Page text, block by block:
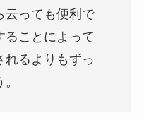
云っても便利で
ることによって
れるよりもずっ